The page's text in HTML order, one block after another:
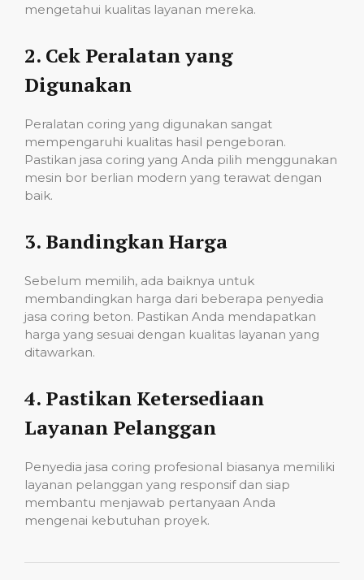
mengetahui kualitas layanan mereka.
2. Cek Peralatan yang
Digunakan
Peralatan coring yang digunakan sangat
mempengaruhi kualitas hasil pengeboran.
Pastikan jasa coring yang Anda pilih menggunakan
mesin bor berlian modern yang terawat dengan
baik.
3. Bandingkan Harga
Sebelum memilih, ada baiknya untuk
membandingkan harga dari beberapa penyedia
jasa coring beton. Pastikan Anda mendapatkan
harga yang sesuai dengan kualitas layanan yang
ditawarkan.
4. Pastikan Ketersediaan
Layanan Pelanggan
Penyedia jasa coring profesional biasanya memiliki
layanan pelanggan yang responsif dan siap
membantu menjawab pertanyaan Anda
mengenai kebutuhan proyek.